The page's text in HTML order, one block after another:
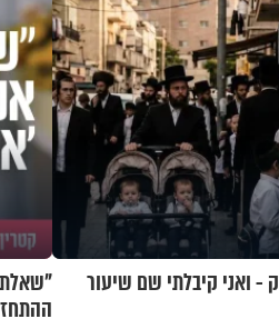
- ואני קיבלתי שם שיעור